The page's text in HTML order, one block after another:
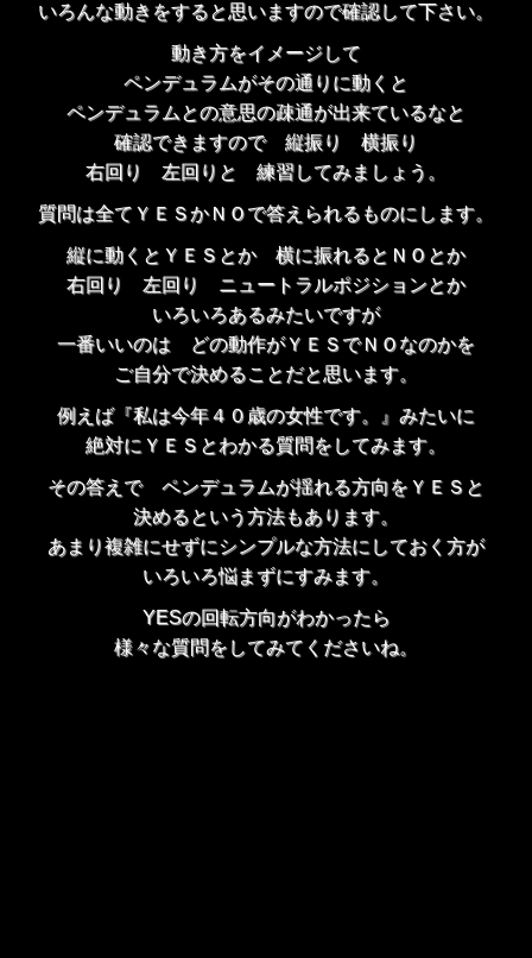
いろんな動きをすると思いますので確認して下さい。
動き方をイメージして
ペンデュラムがその通りに動くと
ペンデュラムとの意思の疎通が出来ているなと
確認できますので 縦振り 横振り
右回り 左回りと 練習してみましょう。
質問は全てＹＥＳかＮＯで答えられるものにします。
縦に動くとＹＥＳとか 横に振れるとＮＯとか
右回り 左回り ニュートラルポジションとか
いろいろあるみたいですが
一番いいのは どの動作がＹＥＳでＮＯなのかを
ご自分で決めることだと思います。
例えば『私は今年４０歳の女性です。』みたいに
絶対にＹＥＳとわかる質問をしてみます。
その答えで ペンデュラムが揺れる方向をＹＥＳと
決めるという方法もあります。
あまり複雑にせずにシンプルな方法にしておく方が
いろいろ悩まずにすみます。
YESの回転方向がわかったら
様々な質問をしてみてくださいね。